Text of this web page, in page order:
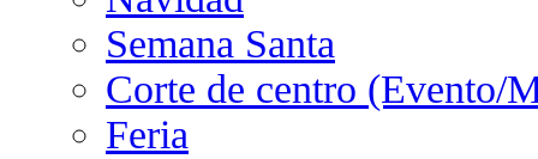
Semana Santa
Corte de centro (Evento/
Feria